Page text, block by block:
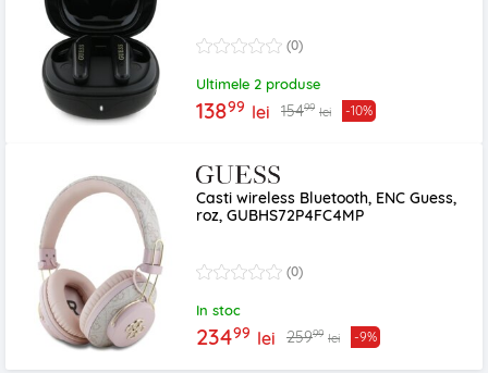
(0)
Ultimele 2 produse
13899 lei 15499 lei -10%
Casti wireless Bluetooth, ENC Guess,
roz, GUBHS72P4FC4MP
(0)
In stoc
23499 lei 25999 lei -9%